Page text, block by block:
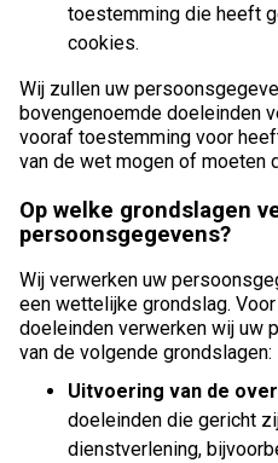
toestemming die heeft
cookies.
Wij zullen uw
bovengenoemde doeleinden
vooraf toestemming voor
van de wet mogen of moeten
Op welke grondslagen
persoonsgegevens?
Wij verwerken uw
een wettelijke grondslag.
doeleinden verwerken wij uw
van de volgende grondslagen:
Uitvoering van de
doeleinden die gericht
dienstverlening,